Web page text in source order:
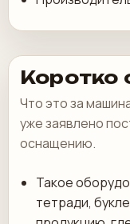
Коротко
Что это за
уже заявлено
оснащению.
Такое
тетради,